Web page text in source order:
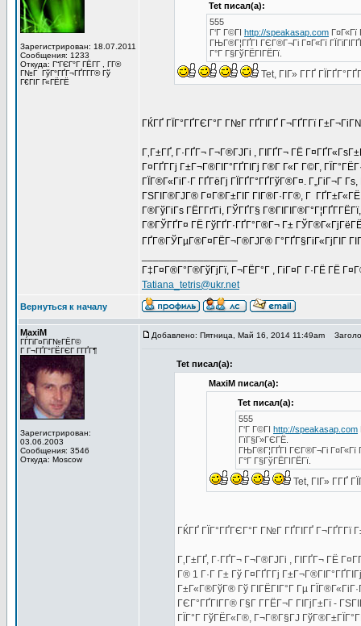
Зарегистрирован: 18.07.2011
Сообщения: 1233
Откуда: Г“ГЄГ°Г ГЁГ­Г , Г­Г®
Г№Г ГўГ°ГҐГ¬ГҐГ­Г­Г® Гў
Г€ГІГ Г«ГЁГЁ
Tet писал(а):
555
Г‘Г Г©ГІ http://speakasap.com Г¤Г«Гї
ГЊГ®Г¦ГҐГІ ГЄГ®Г¬Гі Г¤Г«Гї
Г°Г Г§ГўГЁГІГЁГї.
Tet, ГІГ» Г­ГҐ
ГЌГҐ ГЇГ°ГҐГЄГ°Г Г№Г ГҐГІГҐ Г¬ГҐГ­Гї
Г‚Г±ГҐ, Г·ГҐГ¬ Г¬Г®ГЈГі , ГІГҐГ¬ ГЁ
Г¤ГҐГ­Гј Г±Г¬Г®ГІГ°ГҐГІГј Г®Г­ Г«Г Г©Г­,
ГЇГ®Г«ГіГ·Г ГҐГёГј ГЇГҐГ°ГҐГўГ®Г¤. Г„ГіГ¬Г
ГЅГІГ®ГЈГ® Г¤Г®Г±ГІГ ГІГ®Г·Г­Г®, Г
Г®ГўГіГѕ ГЁГ­ГґГі, ГЎГҐГ§
Г®ГЎГҐГ¤ ГЁ ГўГҐГ·ГҐГ°Г®Г¬ Г±
ГҐГ®ГЎГµГ®Г¤ГЁГ¬Г®ГЈГ® Г°ГҐГ§ГіГ«ГјГІГ
Г‡Г¤Г®Г°Г®ГўГјГї, Г¬ГЁГ°Г , ГіГ¤Г Г·ГЁ ГЁ
Tatiana_tetris@ukr.net
Вернуться к началу
MaxiM
ГЃГіГ¤ГіГ№ГЁГ©
Г Г¬ГҐГ°ГЁГЄГ Г­ГҐГ¶
Зарегистрирован:
03.06.2003
Сообщения: 3546
Откуда: Moscow
Добавлено: Пятница, Май 16, 2014 11:49am
Tet писал(а):
MaxiM писал(а):
Tet писал(а):
555
Г‘Г Г©ГІ http://speakasap.com
ГїГ§Г»ГЄГЁ.
ГЊГ®Г¦ГҐГІ ГЄГ®Г¬Гі Г¤Г«Гї
Г°Г Г§ГўГЁГІГЁГї.
Tet, ГІГ» Г­ГҐ
ГЌГҐ ГЇГ°ГҐГЄГ°Г Г№Г ГҐГІГҐ Г¬ГҐГ­Гї
Г‚Г±ГҐ, Г·ГҐГ¬ Г¬Г®ГЈГі , ГІГҐГ¬ ГЁ
Г® 1 Г·Г Г± Гў Г¤ГҐГ­Гј
Г±Г«Г®ГўГ® Гў ГІГЁГІГ°Г Гµ
ГЄГ°ГҐГІГ­Г® Г§Г Г­ГЁГ¬Г ГІГјГ±Гї -
ГЇГ°Г ГўГЁГ«Г®, Г¬Г®Г§ГЈ